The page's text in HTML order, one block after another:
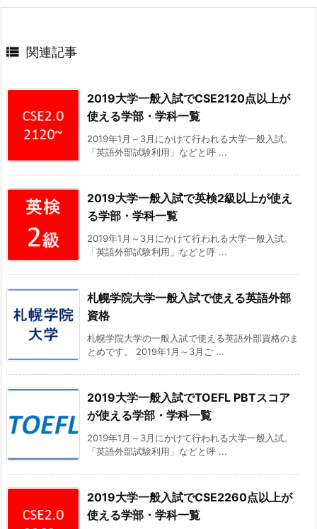
 関連記事
2019大学一般入試でCSE2120点以上が
使える学部・学科一覧
2019年1月～3月にかけて行われる大学一般入試。
「英語外部試験利用」などと呼 ...
2019大学一般入試で英検2級以上が使え
る学部・学科一覧
2019年1月～3月にかけて行われる大学一般入試。
「英語外部試験利用」などと呼 ...
札幌学院大学一般入試で使える英語外部
資格
札幌学院大学の一般入試で使える英語外部資格のま
とめです。 2019年1月～3月ご ...
2019大学一般入試でTOEFL PBTスコア
が使える学部・学科一覧
2019年1月～3月にかけて行われる大学一般入試。
「英語外部試験利用」などと呼 ...
2019大学一般入試でCSE2260点以上が
使える学部・学科一覧